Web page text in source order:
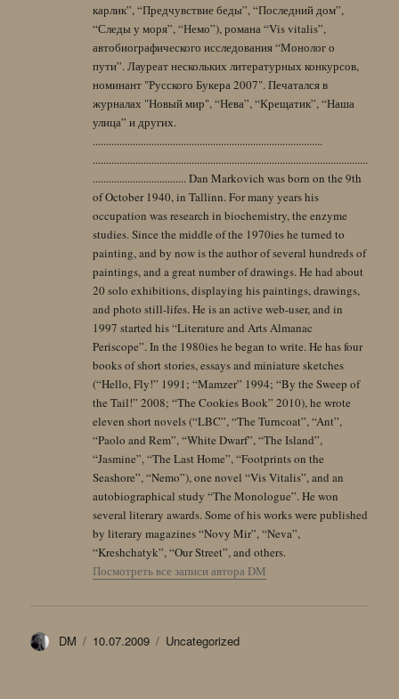
карлик”, “Предчувствие беды”, “Последний дом”,
“Следы у моря”, “Немо”), романа “Vis vitalis”,
автобиографического исследования “Монолог о
пути”. Лауреат нескольких литературных конкурсов,
номинант "Русского Букера 2007". Печатался в
журналах "Новый мир", “Нева”, “Крещатик”, “Наша
улица” и других.
......................................................................................
.......................................................................................................
................................... Dan Markovich was born on the 9th
of October 1940, in Tallinn. For many years his
occupation was research in biochemistry, the enzyme
studies. Since the middle of the 1970ies he turned to
painting, and by now is the author of several hundreds of
paintings, and a great number of drawings. He had about
20 solo exhibitions, displaying his paintings, drawings,
and photo still-lifes. He is an active web-user, and in
1997 started his “Literature and Arts Almanac
Periscope”. In the 1980ies he began to write. He has four
books of short stories, essays and miniature sketches
(“Hello, Fly!” 1991; “Mamzer” 1994; “By the Sweep of
the Tail!” 2008; “The Cookies Book” 2010), he wrote
eleven short novels (“LBC”, “The Turncoat”, “Ant”,
“Paolo and Rem”, “White Dwarf”, “The Island”,
“Jasmine”, “The Last Home”, “Footprints on the
Seashore”, “Nemo”), one novel “Vis Vitalis”, and an
autobiographical study “The Monologue”. He won
several literary awards. Some of his works were published
by literary magazines “Novy Mir”, “Neva”,
“Kreshchatyk”, “Our Street”, and others.
Посмотреть все записи автора DM
Автор
DM Опубликовано
10.07.2009 Рубрики
Uncategorized